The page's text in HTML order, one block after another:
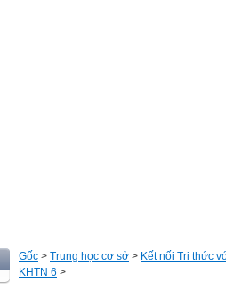
Gốc > Trung học cơ sở > Kết nối Tri thức
KHTN 6 >